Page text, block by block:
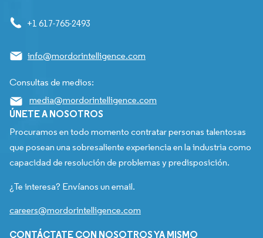
+1 617-765-2493
info@mordorintelligence.com
Consultas de medios:
media@mordorintelligence.com
ÚNETE A NOSOTROS
Procuramos en todo momento contratar personas talentosas
que posean una sobresaliente experiencia en la industria como
capacidad de resolución de problemas y predisposición.
¿Te interesa? Envíanos un email.
careers@mordorintelligence.com
CONTÁCTATE CON NOSOTROS YA MISMO